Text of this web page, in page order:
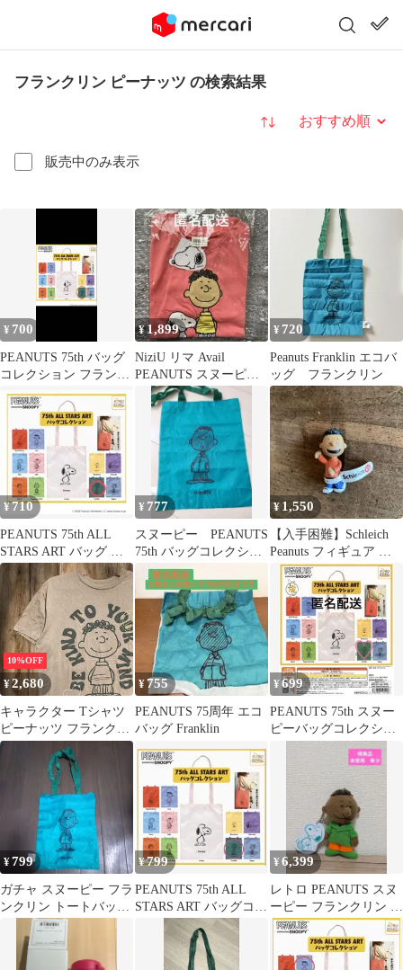
フランクリン ピーナッツ の検索結果
販売中のみ表示
並び替え
¥ 700
PEANUTS 75th バッグ
コレクション フランク
リン
¥1,899
NiziU リマ Avail
PEANUTS スヌーピー
フランクリン Tシャツ
¥ 720
Peanuts Franklin エコバ
ッグ フランクリン
¥ 710
PEANUTS 75th ALL
STARS ART バッグ フ
ランクリン
¥ 777
スヌーピー PEANUTS
75th バッグコレクショ
¥1,550
【入手困難】Schleich
Peanuts フィギュア フ
ランクリン
10%OFF
¥2,680
キャラクター Tシャツ
ピーナッツ フランクリ
ン ピースマーク メッセ
ージ グラフィック 茶色
- 00s S(日本サイズでM
相当)サイズ 古着 ビン
¥755
PEANUTS 75周年 エコ
バッグ Franklin
¥699
PEANUTS 75th スヌー
ピーバッグコレクショ
ン フランクリン
¥799
ガチャ スヌーピー フラ
ンクリン トートバッグ
エコバッグ
¥799
PEANUTS 75th ALL
STARS ART バッグコレ
クション
¥6,399
レトロ PEANUTS スヌ
ーピー フランクリン ボ
ールチェーンマスコッ